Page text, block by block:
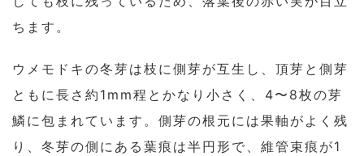
ちます。
ウメモドキの冬芽は枝に側芽が互生し、頂芽と側芽
ともに長さ約1mm程とかなり小さく、4〜8枚の芽
鱗に包まれています。側芽の根元には果軸がよく残
り、冬芽の側にある葉痕は半円形で、維管束痕が1